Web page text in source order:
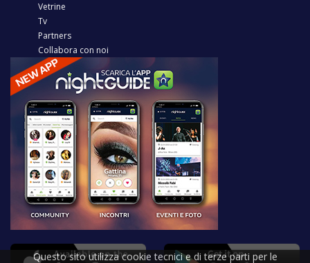
Vetrine
Tv
Partners
Collabora con noi
Questo sito utilizza cookie tecnici e di terze parti per le